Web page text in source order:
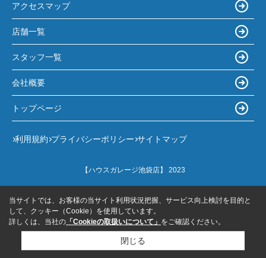
アクセスマップ
店舗一覧
スタッフ一覧
会社概要
トップページ
利用規約 プライバシーポリシー サイトマップ
【ハウスガレージ池袋店】 2023
当サイトでは、お客様の当サイト利用状況把握、サービス向上検討を目的と
して、クッキー（Cookie）を使用しています。
詳しくは、当社の 「Cookieの取扱いについて」 をご確認ください。
閉じる